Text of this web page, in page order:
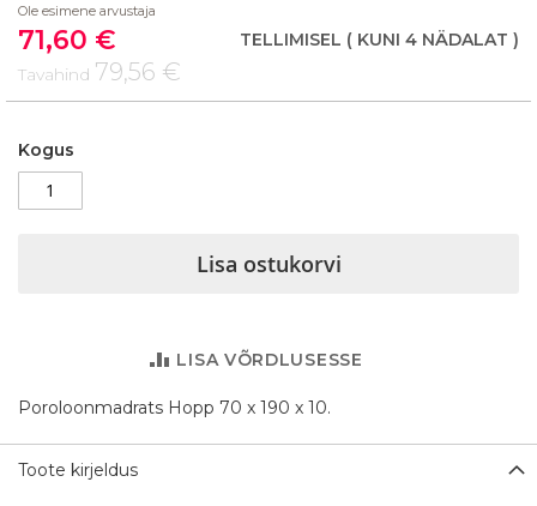
of
the
images
gallery
Ole esimene arvustaja
Soodushind
71,60 €
Tavahind 79,56 €
TELLIMISEL ( KUNI 4 NÄDALAT )
Kogus
Lisa ostukorvi
LISA VÕRDLUSESSE
Poroloonmadrats Hopp 70 x 190 x 10.
Toote kirjeldus